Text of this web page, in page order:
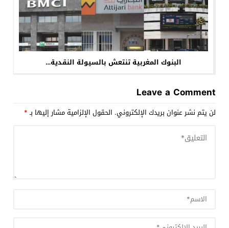
البنوك المغربية تنتعش بالسيولة النقدية…
Leave a Comment
لن يتم نشر عنوان بريدك الإلكتروني. الحقول الإلزامية مشار إليها بـ*